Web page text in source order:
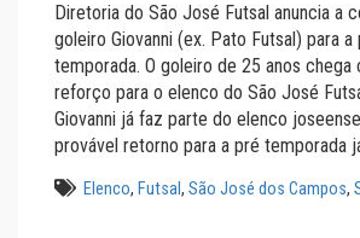
Diretoria do São José Futsal anuncia a
goleiro Giovanni (ex. Pato Futsal) para a
temporada. O goleiro de 25 anos chega
reforço para o elenco do São José
Giovanni já faz parte do elenco
provável retorno para a pré temporada
Elenco, Futsal, São José dos Campos,